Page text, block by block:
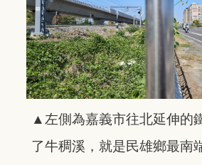
▲左側為嘉義市往北延伸的
了牛稠溪，就是民雄鄉最南